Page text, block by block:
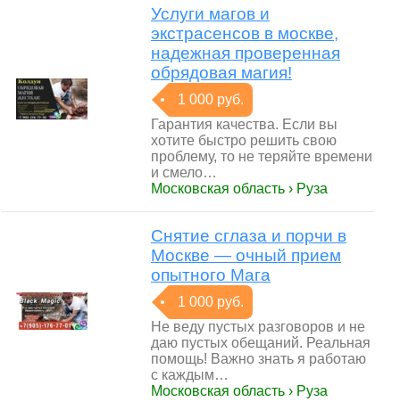
Услуги магов и
экстрасенсов в москве,
надежная проверенная
обрядовая магия!
1 000 руб.
Гарантия качества. Если вы
хотите быстро решить свою
проблему, то не теряйте времени
и смело…
Московская область › Руза
Снятие сглаза и порчи в
Москве — очный прием
опытного Мага
1 000 руб.
Не веду пустых разговоров и не
даю пустых обещаний. Реальная
помощь! Важно знать я работаю
с каждым…
Московская область › Руза